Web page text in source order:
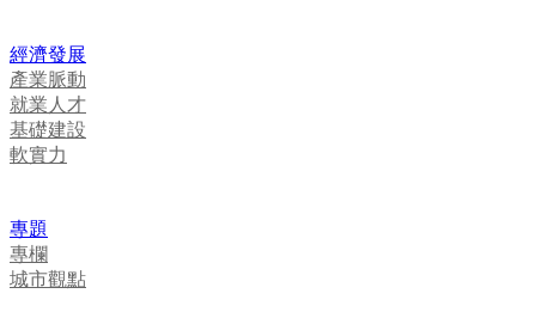
經濟發展
產業脈動
就業人才
基礎建設
軟實力
專題
專欄
城市觀點